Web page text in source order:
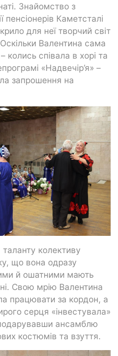
Знайомство з
пенсіонерів Каметсталі
для неї творчий світ
Валентина сама
колись співала в хорі та
«Надвечір’я» –
запрошення на
колективу
що вона одразу
й ошатними мають
Свою мрію Валентина
працювати за кордон, а
серця «інвестувала»
ансамблю
костюмів та взуття.